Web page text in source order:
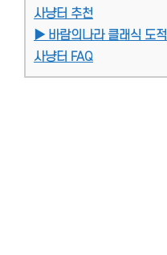
사냥터 추천
▶ 바람의나라 클래식 도적
사냥터 FAQ